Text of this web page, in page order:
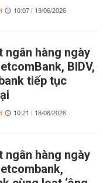
10:07 | 19/06/2026
ngân hàng ngày
BIDV,
tiếp tục
10:21 | 18/06/2026
ngân hàng ngày